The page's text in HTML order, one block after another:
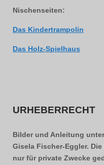
Nischenseiten:
Das Kindertrampolin
Das Holz-Spielhaus
URHEBERRECHT
Bilder und Anleitung
Gisela Fischer-Eggler.
nur für private Zwecke